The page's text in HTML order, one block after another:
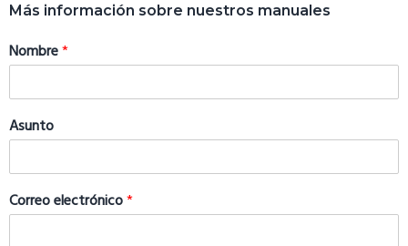
Más información sobre nuestros manuales
Nombre*
Asunto
Correo electrónico*